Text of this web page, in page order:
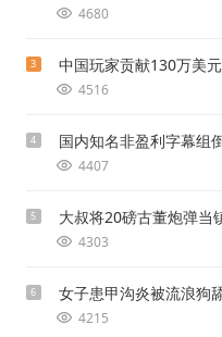
4680
3 中国玩家贡献130万美
4516
4 国内知名非盈利字幕组
4407
5 大叔将20磅古董炮弹当
4303
6 女子患甲沟炎被流浪狗
4215